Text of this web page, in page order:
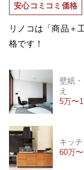
安心コミコミ価格
リノコは「商品＋
格です！
壁紙
え
5万〜
キッチ
60万